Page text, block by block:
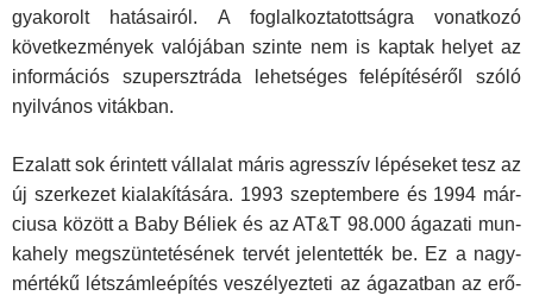
gyakorolt hatásairól. A foglalkoz­tatottságra vonatkozó
következmények valójában szinte nem is kaptak helyet az
információs szupersztráda lehetséges fel­építéséről szóló
nyilvános vitákban.
Ezalatt sok érintett vállalat máris agresszív lépéseket tesz az
új szerkezet kialakítására. 1993 szeptembere és 1994 már­
ciusa között a Baby Béliek és az AT&T 98.000 ágazati mun­
kahely megszüntetésének tervét jelentették be. Ez a nagy­
mértékű létszámleépítés veszélyezteti az ágazatban az erő­